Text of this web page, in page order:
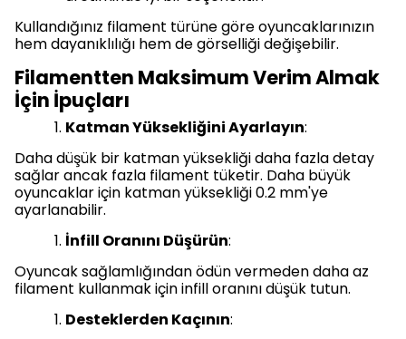
Kullandığınız filament türüne göre oyuncaklarınızın
hem dayanıklılığı hem de görselliği değişebilir.
Filamentten Maksimum Verim Almak
İçin İpuçları
Katman Yüksekliğini Ayarlayın:
Daha düşük bir katman yüksekliği daha fazla detay
sağlar ancak fazla filament tüketir. Daha büyük
oyuncaklar için katman yüksekliği 0.2 mm'ye
ayarlanabilir.
İnfill Oranını Düşürün:
Oyuncak sağlamlığından ödün vermeden daha az
filament kullanmak için infill oranını düşük tutun.
Desteklerden Kaçının: